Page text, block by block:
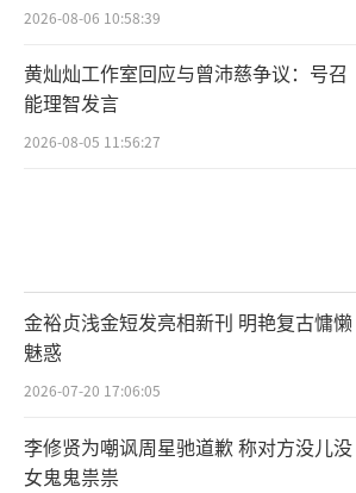
2026-08-06 10:58:39
黄灿灿工作室回应与曾沛慈争议：号召
能理智发言
2026-08-05 11:56:27
金裕贞浅金短发亮相新刊 明艳复古慵懒
魅惑
2026-07-20 17:06:05
李修贤为嘲讽周星驰道歉 称对方没儿没
女鬼鬼祟祟